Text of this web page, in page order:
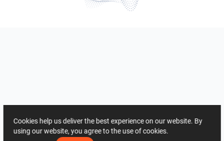
Cookies help us deliver the best experience on our website. By
using our website, you agree to the use of cookies.